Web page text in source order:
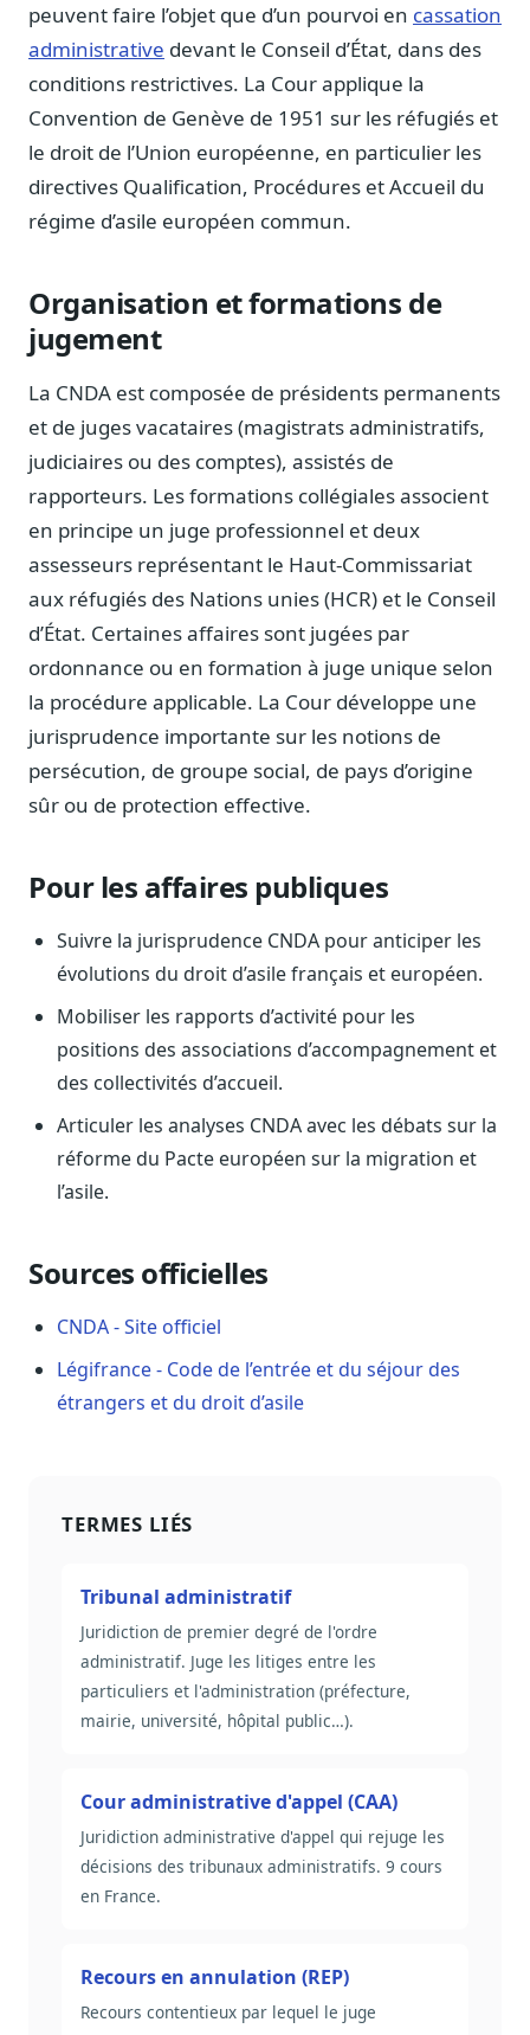
Données exhaustives pour vos travaux académiques
Suivi par secteur
11 secteurs : énergie, santé, finance, numérique…
Cas d'usage concrets
Conseil (Advisory)
17 guides sur le Parlement, la procédure, le plaidoyer
Blog & Podcast Hémicycle
Analyses, méthodes, coulisses
Lexique parlementaire
1027 termes expliqués
Glossaire affaires publiques
Lexique par thème métier
Sources couvertes
23 flux indexés
Nouveautés produit
Le changelog mensuel
Ils utilisent Legiwatch
Public Sénat, ONG, cabinets
Méthode, valeurs et équipe
Charte IA
Fiabilité, souveraineté, sobriété
Hébergement européen, RGPD
Kit média, contacts
peuvent faire l’objet que d’un pourvoi en cassation
administrative devant le Conseil d’État, dans des
conditions restrictives. La Cour applique la
Convention de Genève de 1951 sur les réfugiés et
le droit de l’Union européenne, en particulier les
directives Qualification, Procédures et Accueil du
régime d’asile européen commun.
Organisation et formations de
jugement
La CNDA est composée de présidents permanents
et de juges vacataires (magistrats administratifs,
judiciaires ou des comptes), assistés de
rapporteurs. Les formations collégiales associent
en principe un juge professionnel et deux
assesseurs représentant le Haut-Commissariat
aux réfugiés des Nations unies (HCR) et le Conseil
d’État. Certaines affaires sont jugées par
ordonnance ou en formation à juge unique selon
la procédure applicable. La Cour développe une
jurisprudence importante sur les notions de
persécution, de groupe social, de pays d’origine
sûr ou de protection effective.
Pour les affaires publiques
Suivre la jurisprudence CNDA pour anticiper les
évolutions du droit d’asile français et européen.
Mobiliser les rapports d’activité pour les
positions des associations d’accompagnement et
des collectivités d’accueil.
Articuler les analyses CNDA avec les débats sur la
réforme du Pacte européen sur la migration et
l’asile.
Sources officielles
CNDA - Site officiel
Légifrance - Code de l’entrée et du séjour des
étrangers et du droit d’asile
TERMES LIÉS
Tribunal administratif
Juridiction de premier degré de l'ordre
administratif. Juge les litiges entre les
particuliers et l'administration (préfecture,
mairie, université, hôpital public…).
Cour administrative d'appel (CAA)
Juridiction administrative d'appel qui rejuge les
décisions des tribunaux administratifs. 9 cours
en France.
Recours en annulation (REP)
Recours contentieux par lequel le juge